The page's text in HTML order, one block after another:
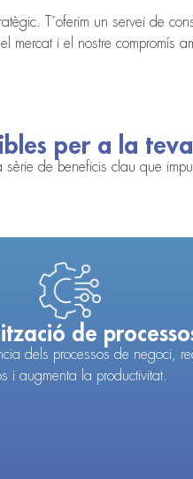
T´oferim un servei de
mercat i el nostre compromís
per a la
de beneficis clau que
de
dels processos de negoci,
i augmenta la productivitat.